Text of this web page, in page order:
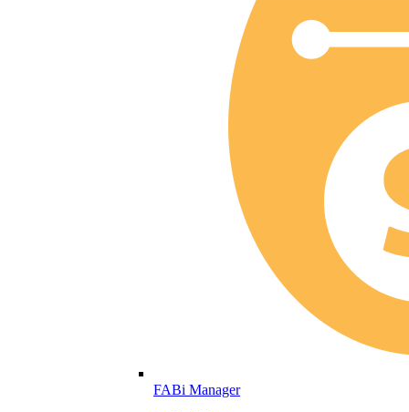
FABi Manager